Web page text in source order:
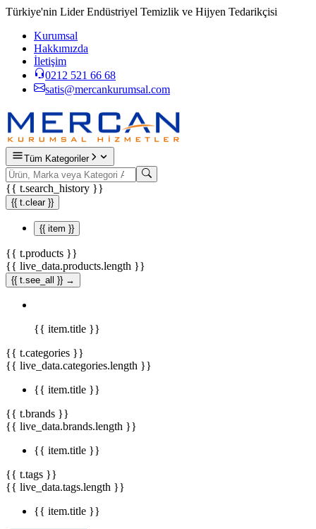
Türkiye'nin Lider Endüstriyel Temizlik ve Hijyen Tedarikçisi
Kurumsal
Hakkımızda
İletişim
0212 521 66 68
satis@mercankurumsal.com
Tüm Kategoriler
{{ t.search_history }}
{{ t.clear }}
{{ item }}
{{ t.products }}
{{ live_data.products.length }}
{{ t.see_all }} →
{{ item.title }}
{{ t.categories }}
{{ live_data.categories.length }}
{{ item.title }}
{{ t.brands }}
{{ live_data.brands.length }}
{{ item.title }}
{{ t.tags }}
{{ live_data.tags.length }}
{{ item.title }}